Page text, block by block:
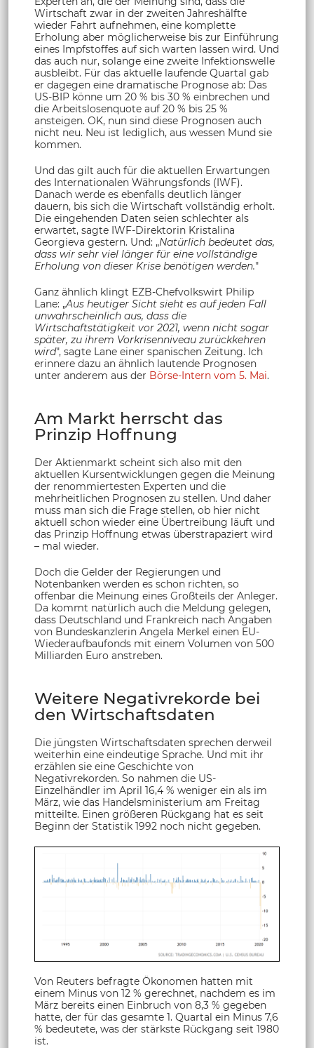
Wirtschaft zwar in der zweiten Jahreshälfte
wieder Fahrt aufnehmen, eine komplette
Erholung aber möglicherweise bis zur Einführung
eines Impfstoffes auf sich warten lassen wird. Und
das auch nur, solange eine zweite Infektionswelle
ausbleibt. Für das aktuelle laufende Quartal gab
er dagegen eine dramatische Prognose ab: Das
US-BIP könne um 20 % bis 30 % einbrechen und
die Arbeitslosenquote auf 20 % bis 25 %
ansteigen. OK, nun sind diese Prognosen auch
nicht neu. Neu ist lediglich, aus wessen Mund sie
kommen.
Und das gilt auch für die aktuellen Erwartungen
des Internationalen Währungsfonds (IWF).
Danach werde es ebenfalls deutlich länger
dauern, bis sich die Wirtschaft vollständig erholt.
Die eingehenden Daten seien schlechter als
erwartet, sagte IWF-Direktorin Kristalina
Georgieva gestern. Und: „Natürlich bedeutet das,
dass wir sehr viel länger für eine vollständige
Erholung von dieser Krise benötigen werden."
Ganz ähnlich klingt EZB-Chefvolkswirt Philip
Lane: „Aus heutiger Sicht sieht es auf jeden Fall
unwahrscheinlich aus, dass die
Wirtschaftstätigkeit vor 2021, wenn nicht sogar
später, zu ihrem Vorkrisenniveau zurückkehren
wird", sagte Lane einer spanischen Zeitung. Ich
erinnere dazu an ähnlich lautende Prognosen
unter anderem aus der Börse-Intern vom 5. Mai.
Am Markt herrscht das
Prinzip Hoffnung
Der Aktienmarkt scheint sich also mit den
aktuellen Kursentwicklungen gegen die Meinung
der renommiertesten Experten und die
mehrheitlichen Prognosen zu stellen. Und daher
muss man sich die Frage stellen, ob hier nicht
aktuell schon wieder eine Übertreibung läuft und
das Prinzip Hoffnung etwas überstrapaziert wird
– mal wieder.
Doch die Gelder der Regierungen und
Notenbanken werden es schon richten, so
offenbar die Meinung eines Großteils der Anleger.
Da kommt natürlich auch die Meldung gelegen,
dass Deutschland und Frankreich nach Angaben
von Bundeskanzlerin Angela Merkel einen EU-
Wiederaufbaufonds mit einem Volumen von 500
Milliarden Euro anstreben.
Weitere Negativrekorde bei
den Wirtschaftsdaten
Die jüngsten Wirtschaftsdaten sprechen derweil
weiterhin eine eindeutige Sprache. Und mit ihr
erzählen sie eine Geschichte von
Negativrekorden. So nahmen die US-
Einzelhändler im April 16,4 % weniger ein als im
März, wie das Handelsministerium am Freitag
mitteilte. Einen größeren Rückgang hat es seit
Beginn der Statistik 1992 noch nicht gegeben.
Von Reuters befragte Ökonomen hatten mit
einem Minus von 12 % gerechnet, nachdem es im
März bereits einen Einbruch von 8,3 % gegeben
hatte, der für das gesamte 1. Quartal ein Minus 7,6
% bedeutete, was der stärkste Rückgang seit 1980
ist.